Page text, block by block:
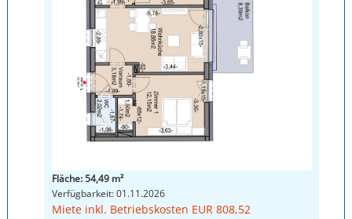
Fläche: 54,49 m²
Verfügbarkeit: 01.11.2026
Miete inkl. Betriebskosten EUR 808,52